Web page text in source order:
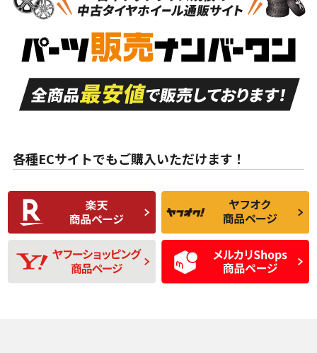
S
品）
S
新車外し品（新古
付き
A
走行距離も少なく、
目立つ傷もほとんど
ない中古品
A
走行距離も少なく、
非常に状態の良い中
古品
な中古品
んどない中古品
C
比較的きれいな中古
品
C
られるが、使用に問
題のない中古品
D
使用感や目立つ傷が
あり、一般的な中古
品
D
残り溝も少なく、偏
磨耗がみられ、短期
間使用できるくらい
の中古品
各種ECサイトでもご購入いただけます！